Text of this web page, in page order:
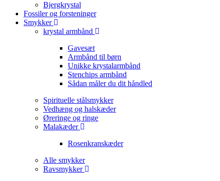
Bjergkrystal
Fossiler og forsteninger
Smykker
krystal armbånd
Gavesæt
Armbånd til børn
Unikke krystalarmbånd
Stenchips armbånd
Sådan måler du dit håndled
Spirituelle stålsmykker
Vedhæng og halskæder
Øreringe og ringe
Malakæder
Rosenkranskæder
Alle smykker
Ravsmykker